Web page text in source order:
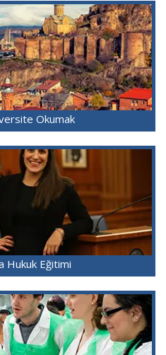
Okumak
Hukuk Eğitimi